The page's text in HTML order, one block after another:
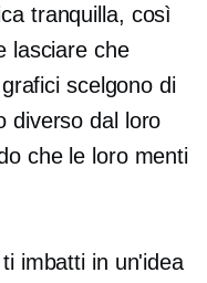
tranquilla, così
lasciare che
scelgono di
diverso dal loro
che le loro menti
imbatti in un'idea